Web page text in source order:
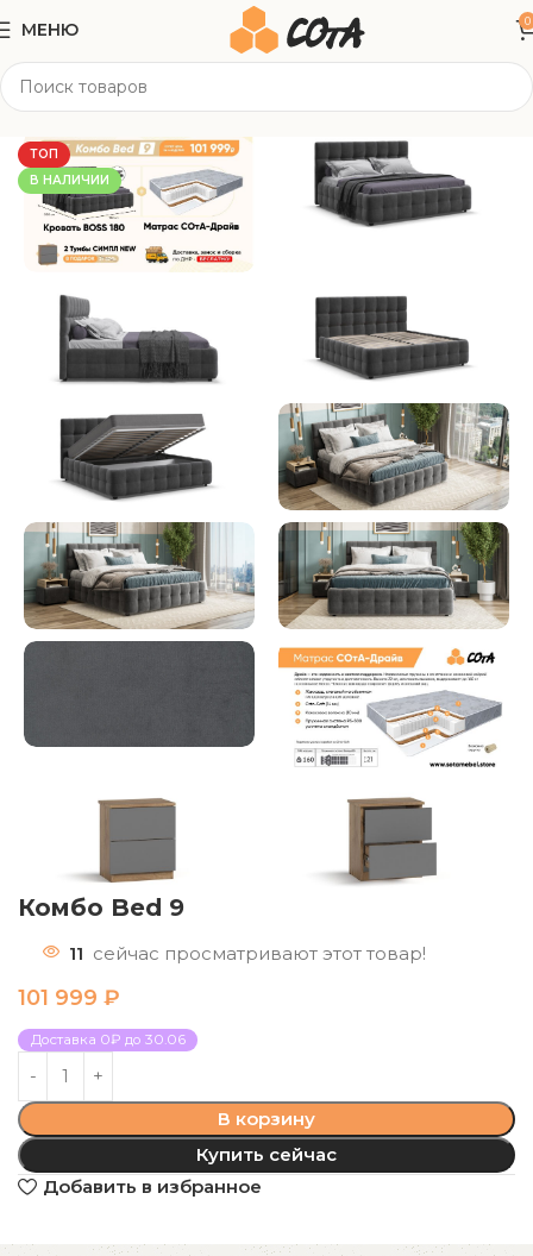
МЕНЮ 0
Мягкая мебель
ТОП
В НАЛИЧИИ
Комбо Bed 9
11 сейчас просматривают этот товар!
101 999 ₽
Доставка 0₽ до 30.06
В корзину
Купить сейчас
Добавить в избранное